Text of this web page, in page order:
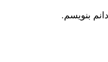
بنویسم.